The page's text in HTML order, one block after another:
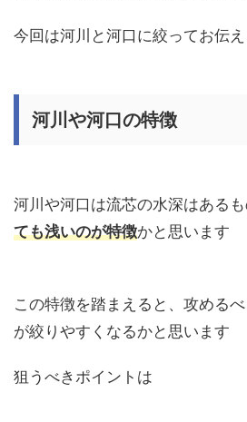
今回は河川と河口に絞ってお伝え
河川や河口の特徴
河川や河口は流芯の水深はあるも
ても浅いのが特徴かと思います
この特徴を踏まえると、攻める
が絞りやすくなるかと思います
狙うべきポイントは